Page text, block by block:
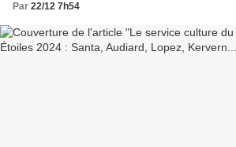
Par 22/12 7h54